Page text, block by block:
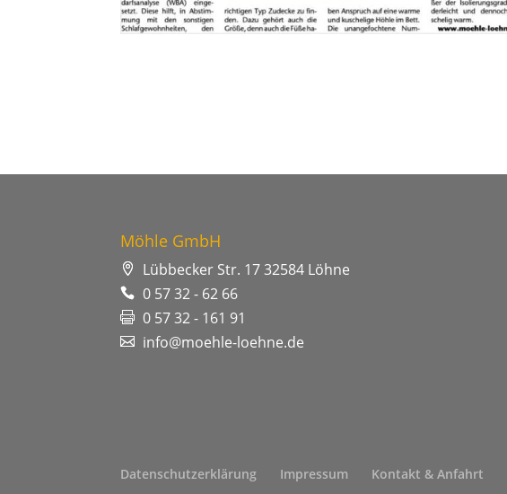
Möhle GmbH
Lübbecker Str. 17 32584 Löhne
0 57 32 - 62 66
0 57 32 - 161 91
info@moehle-loehne.de
Datenschutzerklärung Impressum Kontakt & Anfahrt